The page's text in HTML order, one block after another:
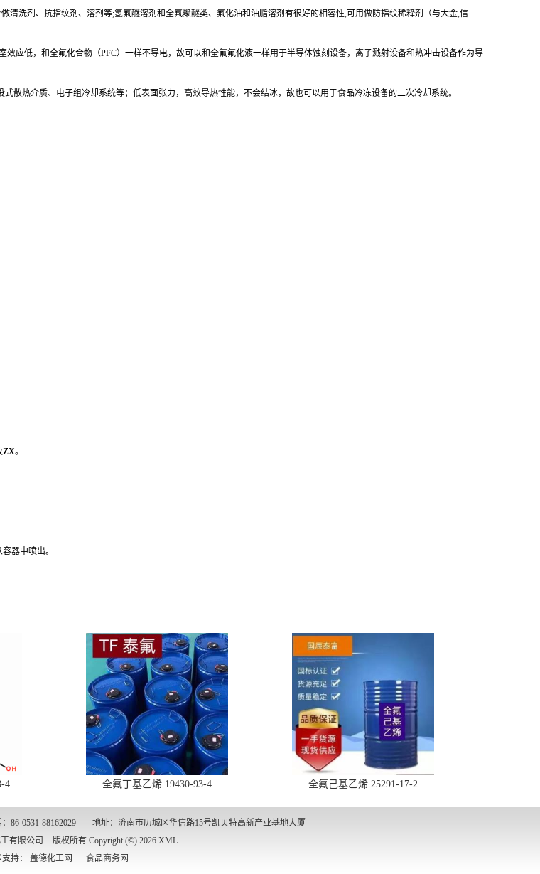
清洗剂、抗指纹剂、溶剂等;氢氟醚溶剂和全氟聚醚类、氟化油和油脂溶剂有很好的相容性,可用做防指纹稀释剂（与大金,信
效应低，和全氟化合物（PFC）一样不导电，故可以和全氟氟化液一样用于半导体蚀刻设备，离子溅射设备和热冲击设备作为导
散热介质、电子组冷却系统等；低表面张力，高效导热性能，不会结冰，故也可以用于食品冷冻设备的二次冷却系统。
ZX。
器中喷出。
4 全氟丁基乙烯 19430-93-4 全氟己基乙烯 25291-17-2
86-0531-88162029
地址：济南市历城区华信路15号凯贝特高新产业基地大厦
有限公司
版权所有 Copyright (©) 2026 XML
持： 盖德化工网 食品商务网